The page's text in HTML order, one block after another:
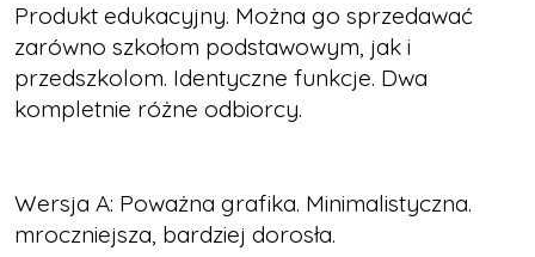
Produkt edukacyjny. Można go sprzedawać
zarówno szkołom podstawowym, jak i
przedszkolom. Identyczne funkcje. Dwa
kompletnie różne odbiorcy.
Wersja A: Poważna grafika. Minimalistyczna.
mroczniejsza, bardziej dorosła.